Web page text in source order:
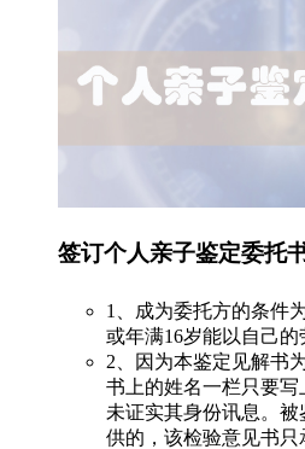
签订个人亲子鉴定委托
1、成为委托方的条件
或年满16岁能以自己的
2、因为本鉴定见解书
书上的姓名一栏只要
未证实其身份讯息。
供的，该检验意见书